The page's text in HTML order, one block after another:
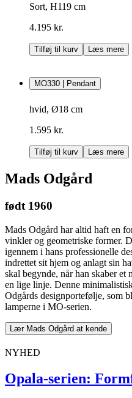
Sort, H119 cm
4.195 kr.
Tilføj til kurv Læs mere
MO330 | Pendant
hvid, Ø18 cm
1.595 kr.
Tilføj til kurv Læs mere
Mads Odgård
født 1960
Mads Odgård har altid haft en
vinkler og geometriske former.
igennem i hans professionelle
indrettet sit hjem og anlagt sin
skal begynde, når han skaber et
en lige linje. Denne
Odgårds designportefølje, som
lamperne i MO-serien.
Lær Mads Odgård at kende
NYHED
Opala-serien: